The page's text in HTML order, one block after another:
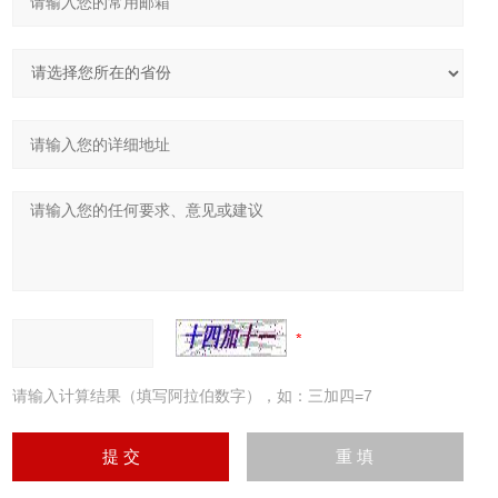
请输入计算结果（填写阿拉伯数字），如：三加四=7